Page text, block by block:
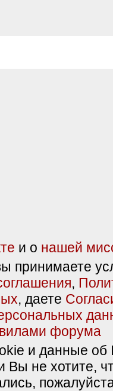
и о нашей
принимаете
,
, даете
форума
и данные об
Вы не хотите,